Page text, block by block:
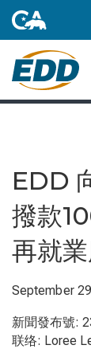
EDD
撥款
再就
September
新聞發布號:
联络: Loree